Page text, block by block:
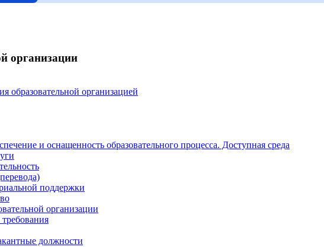
организации
образовательной организацией
и оснащенность образовательного процесса. Доступная среда
поддержки
организации
должности